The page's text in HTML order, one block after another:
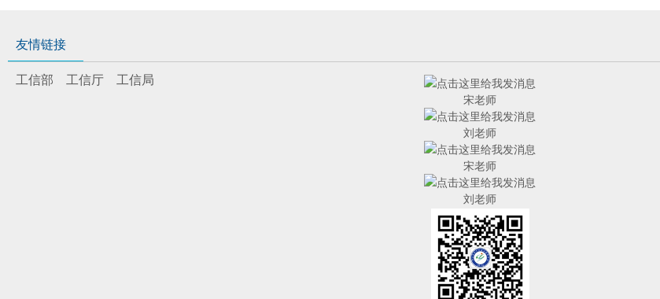
友情链接
工信部
工信厅 工信局
宋老师
刘老师
宋老师
刘老师